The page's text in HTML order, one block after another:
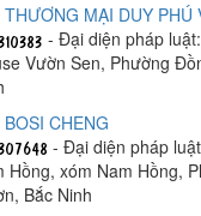
MẠI DUY PHÚ
- Đại diện pháp
Vườn Sen, Phường
CHENG
- Đại diện pháp
Hồng, xóm Nam Hồng,
Bắc Ninh